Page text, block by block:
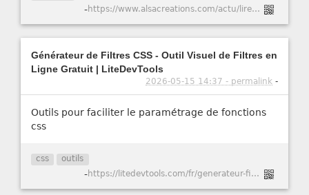
- https://www.alsacreations.com/actu/lire/1984-Captchoum-le-nouveau-captcha-intelligent.html
Générateur de Filtres CSS - Outil Visuel de Filtres en
Ligne Gratuit | LiteDevTools
2026-05-15 14:37 - permalink -
Outils pour faciliter le paramétrage de fonctions
css
css outils
- https://litedevtools.com/fr/generateur-filtre-css/